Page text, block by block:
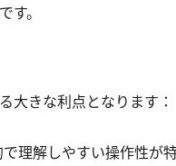
す。
大きな利点となります：
理解しやすい操作性が特